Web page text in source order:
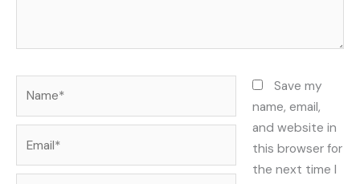
Save my
name, email,
and website in
this browser for
the next time I